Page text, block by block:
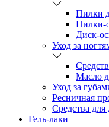
Пилки
Пилки-
Диск-
Уход за
Масло
Уход за
Ресничная
Средства
Гель-лаки